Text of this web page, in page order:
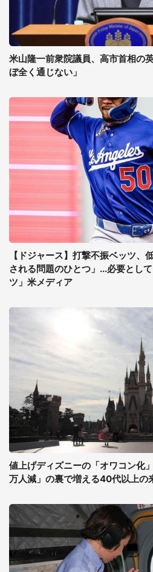
米山隆一前衆院議員、高市首相の
ぼ全く通じない」
【ドジャース】打撃不振ベッツ、
される問題のひとつ」...必要とし
ツ」米メディア
値上げディズニーの「オワコン化
万人減」の裏で増える40代以上の